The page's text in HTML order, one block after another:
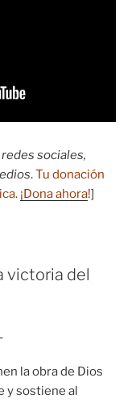
sociales,
.Tu donación
¡Dona ahora!]
victoria del
la obra de Dios
y sostiene al